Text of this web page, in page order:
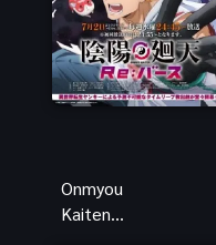
Onmyou
Kaiten